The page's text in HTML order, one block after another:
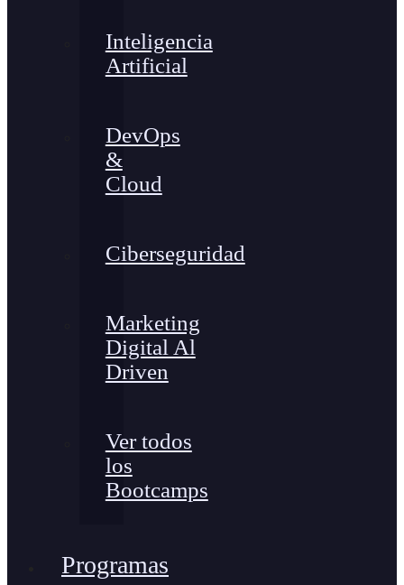
Inteligencia
Artificial
DevOps
&
Cloud
Ciberseguridad
Marketing
Digital Al
Driven
Ver todos
los
Bootcamps
Programas